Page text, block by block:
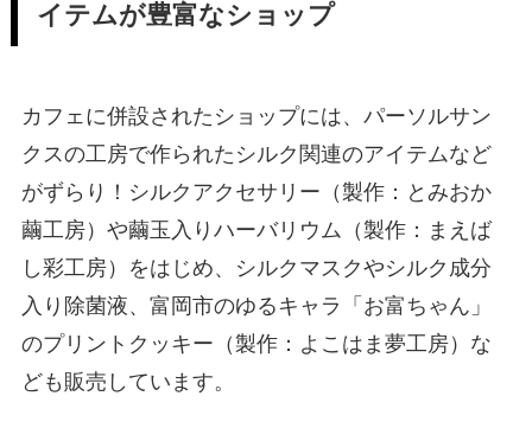
イテムが豊富なショップ
カフェに併設されたショップには、パーソルサン
クスの工房で作られたシルク関連のアイテムなど
がずらり！シルクアクセサリー（製作：とみおか
繭工房）や繭玉入りハーバリウム（製作：まえば
し彩工房）をはじめ、シルクマスクやシルク成分
入り除菌液、富岡市のゆるキャラ「お富ちゃん」
のプリントクッキー（製作：よこはま夢工房）な
ども販売しています。